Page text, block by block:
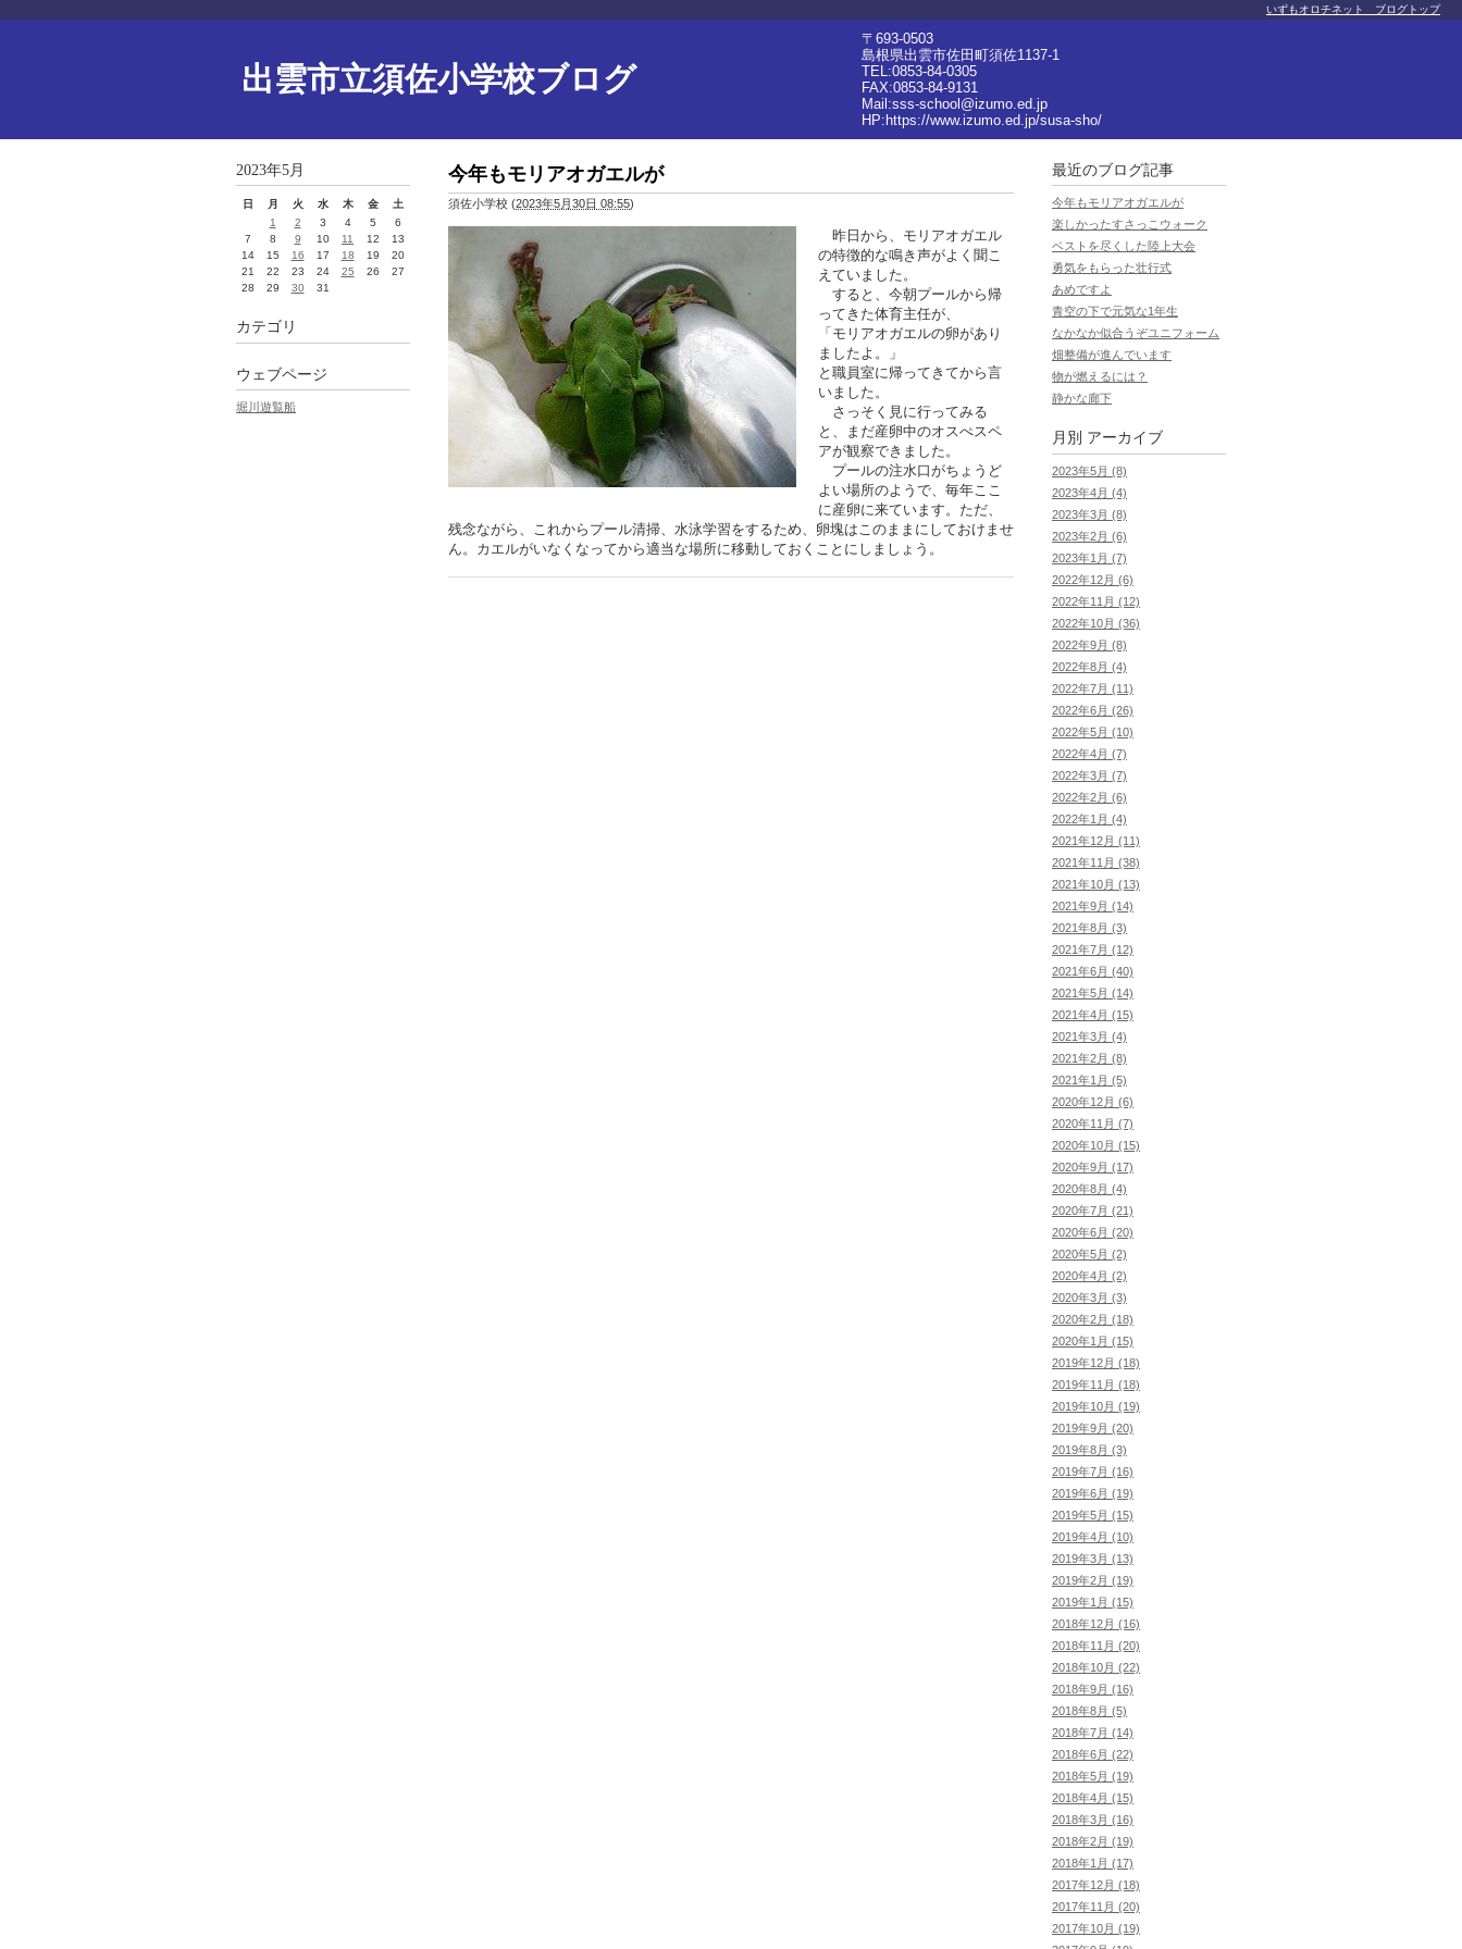
出雲市立須佐小学校ブログ
〒693-0503
島根県出雲市佐田町須佐1137-1
TEL:0853-84-0305
FAX:0853-84-9131
Mail:sss-school@izumo.ed.jp
HP: https://www.izumo.ed.jp/susa-sho/
いずもオロチネット ブログトップ
今年もモリアオガエルが
須佐小学校 (2023年5月30日 08:55)
昨日から、モリアオガエル
の特徴的な鳴き声がよく聞こ
えていました。
すると、今朝プールから帰
ってきた体育主任が、
「モリアオガエルの卵があり
ましたよ。」
と職員室に帰ってきてから言
いました。
さっそく見に行ってみる
と、まだ産卵中のオスぺスペ
アが観察できました。
プールの注水口がちょうど
よい場所のようで、毎年ここ
に産卵に来ています。ただ、
残念ながら、これからプール清掃、水泳学習をするため、卵塊はこのままにしておけませ
ん。カエルがいなくなってから適当な場所に移動しておくことにしましょう。
2023年5月
日 月 火 水 木 金
土
1
2 3 4 5
6
7
8 9 10 11 12
13
14
15 16 17 18 19
20
21
22 23 24 25 26
27
28
29 30 31
カテゴリ
ウェブページ
堀川遊覧船
最近のブログ記事
今年もモリアオガエルが
楽しかったすさっこウォーク
ベストを尽くした陸上大会
勇気をもらった壮行式
あめですよ
青空の下で元気な1年生
なかなか似合うぞユニフォーム
畑整備が進んでいます
物が燃えるには？
静かな廊下
月別 アーカイブ
2023年5月 (8)
2023年4月 (4)
2023年3月 (8)
2023年2月 (6)
2023年1月 (7)
2022年12月 (6)
2022年11月 (12)
2022年10月 (36)
2022年9月 (8)
2022年8月 (4)
2022年7月 (11)
2022年6月 (26)
2022年5月 (10)
2022年4月 (7)
2022年3月 (7)
2022年2月 (6)
2022年1月 (4)
2021年12月 (11)
2021年11月 (38)
2021年10月 (13)
2021年9月 (14)
2021年8月 (3)
2021年7月 (12)
2021年6月 (40)
2021年5月 (14)
2021年4月 (15)
2021年3月 (4)
2021年2月 (8)
2021年1月 (5)
2020年12月 (6)
2020年11月 (7)
2020年10月 (15)
2020年9月 (17)
2020年8月 (4)
2020年7月 (21)
2020年6月 (20)
2020年5月 (2)
2020年4月 (2)
2020年3月 (3)
2020年2月 (18)
2020年1月 (15)
2019年12月 (18)
2019年11月 (18)
2019年10月 (19)
2019年9月 (20)
2019年8月 (3)
2019年7月 (16)
2019年6月 (19)
2019年5月 (15)
2019年4月 (10)
2019年3月 (13)
2019年2月 (19)
2019年1月 (15)
2018年12月 (16)
2018年11月 (20)
2018年10月 (22)
2018年9月 (16)
2018年8月 (5)
2018年7月 (14)
2018年6月 (22)
2018年5月 (19)
2018年4月 (15)
2018年3月 (16)
2018年2月 (19)
2018年1月 (17)
2017年12月 (18)
2017年11月 (20)
2017年10月 (19)